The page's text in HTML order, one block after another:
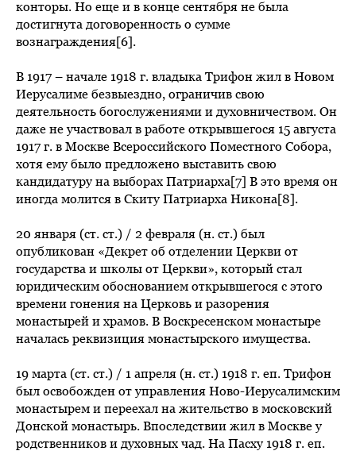
конторы. Но еще и в конце сентября не была
достигнута договоренность о сумме
вознаграждения[6].
В 1917 – начале 1918 г. владыка Трифон жил в Новом
Иерусалиме безвыездно, ограничив свою
деятельность богослужениями и духовничеством. Он
даже не участвовал в работе открывшегося 15 августа
1917 г. в Москве Всероссийского Поместного Собора,
хотя ему было предложено выставить свою
кандидатуру на выборах Патриарха[7] В это время он
иногда молится в Скиту Патриарха Никона[8].
20 января (ст. ст.) / 2 февраля (н. ст.) был
опубликован «Декрет об отделении Церкви от
государства и школы от Церкви», который стал
юридическим обоснованием открывшегося с этого
времени гонения на Церковь и разорения
монастырей и храмов. В Воскресенском монастыре
началась реквизиция монастырского имущества.
19 марта (ст. ст.) / 1 апреля (н. ст.) 1918 г. еп. Трифон
был освобожден от управления Ново-Иерусалимским
монастырем и переехал на жительство в московский
Донской монастырь. Впоследствии жил в Москве у
родственников и духовных чад. На Пасху 1918 г. еп.